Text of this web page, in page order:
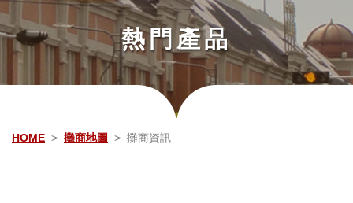
熱門產品
HOME 攤商地圖 攤商資訊